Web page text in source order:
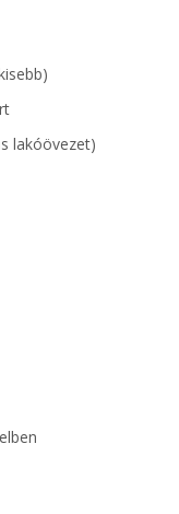
lakóövezet)